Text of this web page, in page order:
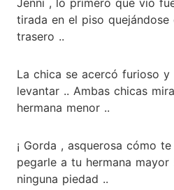
tirada en el piso quejándose
trasero ..
La chica se acercó furioso y
levantar .. Ambas chicas
hermana menor ..
¡ Gorda , asquerosa cómo
pegarle a tu hermana
ninguna piedad ..